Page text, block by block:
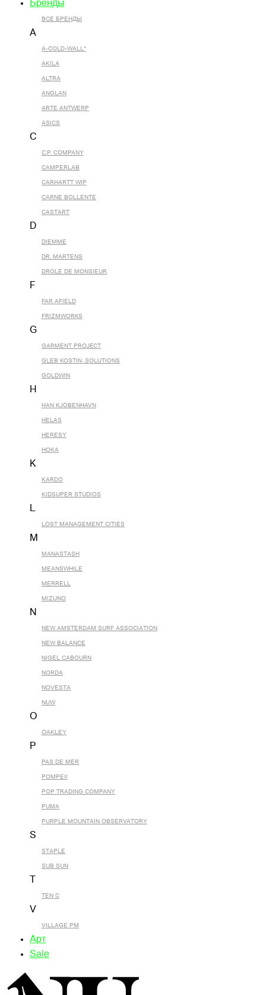
Бренды
ВСЕ БРЕНДЫ
A
A-COLD-WALL*
AKILA
ALTRA
ANGLAN
ARTE ANTWERP
ASICS
C
C.P. COMPANY
CAMPERLAB
CARHARTT WIP
CARNE BOLLENTE
CASTART
D
DIEMME
DR. MARTENS
DROLE DE MONSIEUR
F
FAR AFIELD
FRIZMWORKS
G
GARMENT PROJECT
GLEB KOSTIN .SOLUTIONS
GOLDWIN
H
HAN KJOBENHAVN
HELAS
HERESY
HOKA
K
KARDO
KIDSUPER STUDIOS
L
LOST MANAGEMENT CITIES
M
MANASTASH
MEANSWHILE
MERRELL
MIZUNO
N
NEW AMSTERDAM SURF ASSOCIATION
NEW BALANCE
NIGEL CABOURN
NORDA
NOVESTA
NUW
O
OAKLEY
P
PAS DE MER
POMPEII
POP TRADING COMPANY
PUMA
PURPLE MOUNTAIN OBSERVATORY
S
STAPLE
SUB SUN
TEN C
V
VILLAGE PM
Арт
Sale